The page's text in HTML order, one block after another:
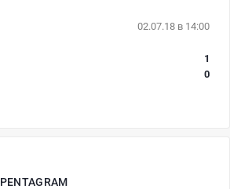
02.07.18 в 14:00
1
0
PENTAGRAM